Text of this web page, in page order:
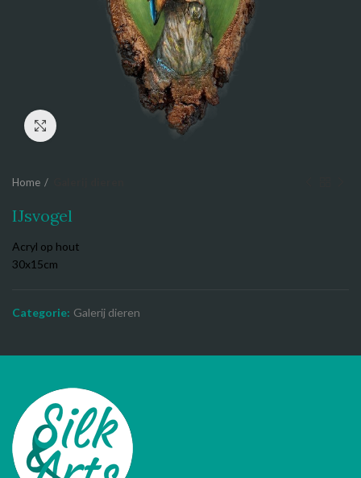
Home
IJsvogel
Acryl op hout
30x15cm
Categorie: Galerij dieren